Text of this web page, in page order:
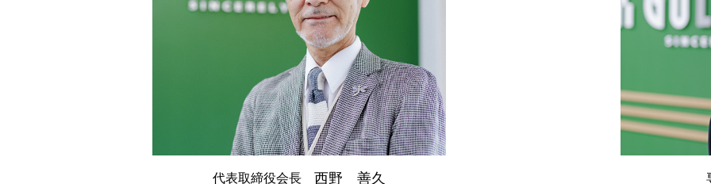
代表取締役会長 西野 善久